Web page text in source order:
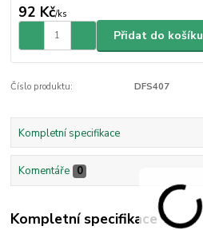
92 Kč/ks
Přidat do košíku
Číslo produktu: DFS407
Kompletní specifikace
Komentáře 0
Kompletní specifikace